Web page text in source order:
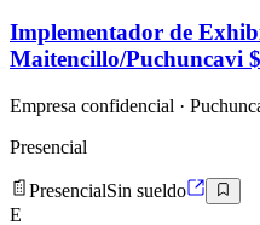
Implementador de
Maitencillo/Puchuncavi
Empresa confidencial ·
Presencial
PresencialSin sueldo
E